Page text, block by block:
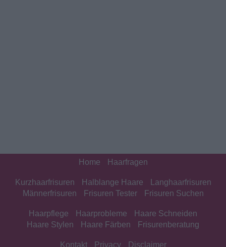
Home Haarfragen
Kurzhaarfrisuren Halblange Haare
Langhaarfrisuren
Männerfrisuren
Frisuren Tester Frisuren Suchen
Haarpflege Haarprobleme
Haare Schneiden
Haare Stylen
Haare Färben Frisurenberatung
Kontakt Privacy Disclaimer